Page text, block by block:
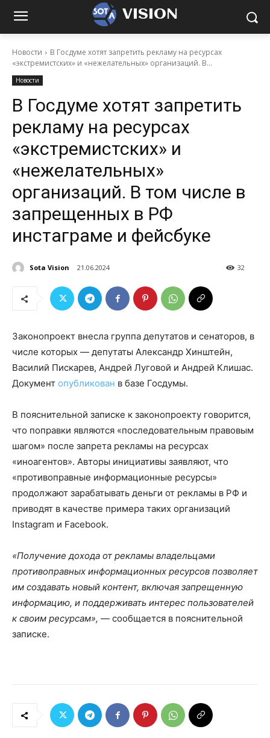
VISION
Новости
В Госдуме хотят запретить рекламу на ресурсах
«экстремистских» и «нежелательных» организаций. В...
Новости
В Госдуме хотят запретить
рекламу на ресурсах
«экстремистских» и
«нежелательных»
организаций. В том числе в
запрещенных в РФ
инстаграме и фейсбуке
Sota Vision 21.06.2024 32
Законопроект внесла группа депутатов и сенаторов, в
числе которых — депутаты Александр Хинштейн,
Василий Пискарев, Андрей Луговой и Андрей Клишас.
Документ опубликован в базе Госдумы.
В пояснительной записке к законопроекту говорится,
что поправки являются «последовательным правовым
шагом» после запрета рекламы на ресурсах
«иноагентов». Авторы инициативы заявляют, что
«противоправные информационные ресурсы»
продолжают зарабатывать деньги от рекламы в РФ и
приводят в качестве примера таких организаций
Instagram и Facebook.
«Получение дохода от рекламы владельцами
противоправных информационных ресурсов позволяет
им создавать новый контент, включая запрещенную
информацию, и поддерживать интерес пользователей
к своим ресурсам», — сообщается в пояснительной
записке.